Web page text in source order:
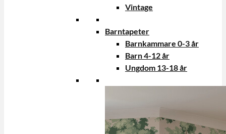
Vintage
Barntapeter
Barnkammare 0-3 år
Barn 4-12 år
Ungdom 13-18 år